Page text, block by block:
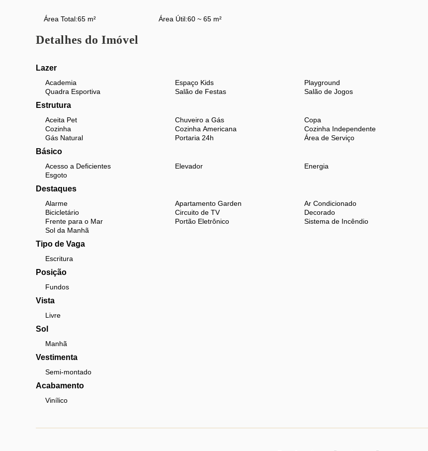
Área Total:65 m² Área Útil:60 ~ 65 m²
Detalhes do Imóvel
Lazer
Academia Espaço Kids
Playground
Quadra Esportiva
Salão de Festas Salão de Jogos
Estrutura
Aceita Pet Chuveiro a Gás
Copa
Cozinha
Cozinha Americana
Cozinha Independente
Gás Natural
Portaria 24h Área de Serviço
Básico
Acesso a Deficientes Elevador
Energia
Esgoto
Destaques
Alarme Apartamento Garden
Ar Condicionado
Bicicletário
Circuito de TV
Decorado
Frente para o Mar
Portão Eletrônico
Sistema de Incêndio
Sol da Manhã
Tipo de Vaga
Escritura
Posição
Fundos
Vista
Livre
Sol
Manhã
Vestimenta
Semi-montado
Acabamento
Vinílico